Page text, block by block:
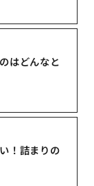
はどんなと
！詰まりの